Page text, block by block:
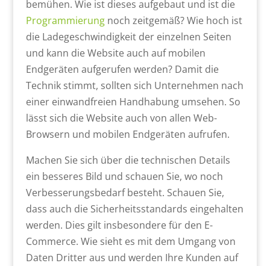
bemühen. Wie ist dieses aufgebaut und ist die
Programmierungnoch zeitgemäß? Wie hoch ist
die Ladegeschwindigkeit der einzelnen Seiten
und kann die Website auch auf mobilen
Endgeräten aufgerufen werden? Damit die
Technik stimmt, sollten sich Unternehmen nach
einer einwandfreien Handhabung umsehen. So
lässt sich die Website auch von allen Web-
Browsern und mobilen Endgeräten aufrufen.
Machen Sie sich über die technischen Details
ein besseres Bild und schauen Sie, wo noch
Verbesserungsbedarf besteht. Schauen Sie,
dass auch die Sicherheitsstandards eingehalten
werden. Dies gilt insbesondere für den E-
Commerce. Wie sieht es mit dem Umgang von
Daten Dritter aus und werden Ihre Kunden auf